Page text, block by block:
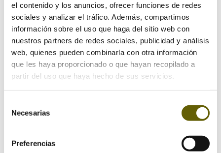
el contenido y los anuncios, ofrecer funciones de redes
sociales y analizar el tráfico. Además, compartimos
información sobre el uso que haga del sitio web con
nuestros partners de redes sociales, publicidad y análisis
web, quienes pueden combinarla con otra información
que les haya proporcionado o que hayan recopilado a
partir del uso que haya hecho de sus servicios.
Necesarias
Preferencias
Enviar comentario
Tu dirección de correo electrónico no será publicada.
Los campos obligatorios están marcados con*